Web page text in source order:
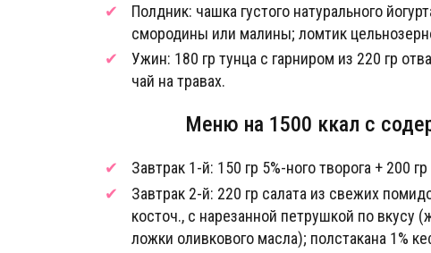
Полдник: чашка густого натурального
смородины или малины; ломтик
Ужин: 180 гр тунца с гарниром из 220 гр
чай на травах.
Меню на 1500 ккал с
Завтрак 1-й: 150 гр 5%-ного творога + 200
Завтрак 2-й: 220 гр салата из свежих
косточ., с нарезанной петрушкой по вкусу
ложки оливкового масла); полстакана 1%